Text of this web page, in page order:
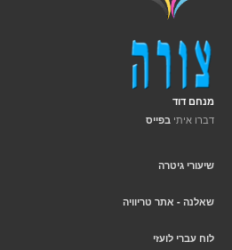
מנחם דוד
דברו איתי בפייס
שיעורי גיטרה
שאלנה - אתר טריוויה
לוח עברי לועזי